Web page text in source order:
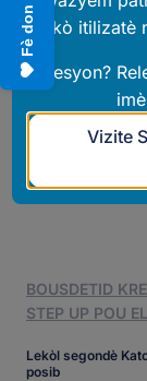
Fè don
BOUSDETID
STEP UP POU
Lekòl segondè
posib
akò
Kesyon?
Vizite